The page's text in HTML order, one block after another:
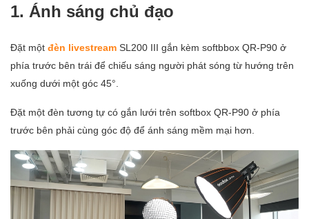
1. Ánh sáng chủ đạo
Đặt một đèn livestream SL200 III gắn kèm softbbox QR-P90 ở
phía trước bên trái để chiếu sáng người phát sóng từ hướng trên
xuống dưới một góc 45°.
Đặt một đèn tương tự có gắn lưới trên softbox QR-P90 ở phía
trước bên phải cùng góc độ để ánh sáng mềm mại hơn.